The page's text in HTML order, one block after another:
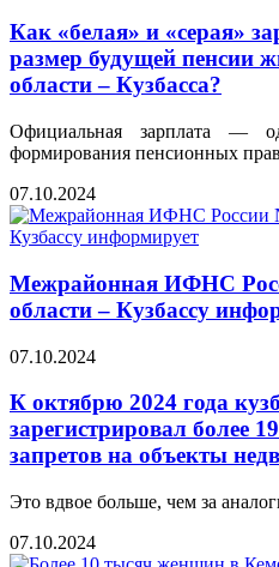
Как «белая» и «серая»
размер будущей пенсии
области – Кузбасса?
Официальная зарплата —
формирования пенсионных
07.10.2024
Межрайонная ИФНС
области – Кузбассу
07.10.2024
К октябрю 2024 года
зарегистрировал более
запретов на объекты
Это вдвое больше, чем за
07.10.2024